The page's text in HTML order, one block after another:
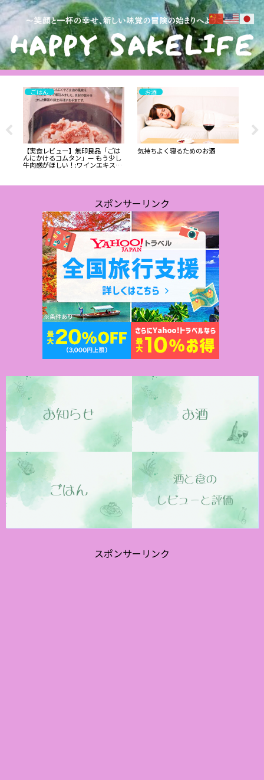
ごはん
【実食レビュー】無印良品「ごは
んにかけるコムタン」— もう少し
牛肉感がほしい！:ワインエキスパ
お酒
気持ちよく寝るためのお酒
スポンサーリンク
スポンサーリンク